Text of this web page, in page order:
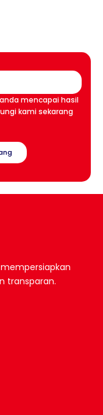
mencapai hasil
kami sekarang
transparan.